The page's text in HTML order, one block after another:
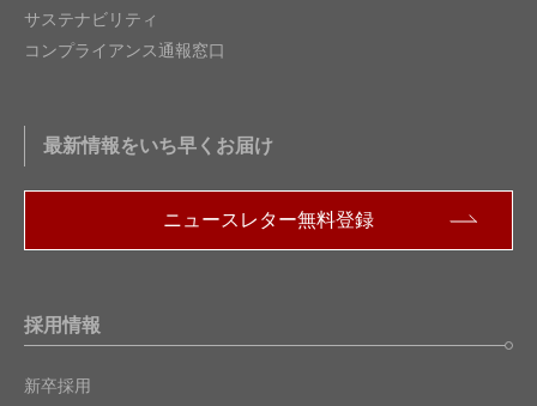
サステナビリティ
コンプライアンス通報窓口
最新情報をいち早くお届け
ニュースレター無料登録
採用情報
新卒採用